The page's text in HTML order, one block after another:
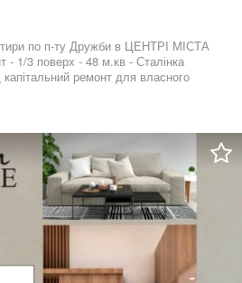
по п-ту Дружби в ЦЕНТРІ МІСТА
- 1/3 поверх - 48 м.кв - Сталінка
капітальний ремонт для власного
чудові облаштувати в дизайні
в квартирі затишним та спокійним,
максимально комфортним,